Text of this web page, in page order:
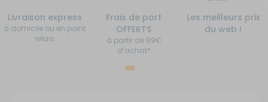
Livraison express
à domicile ou en point
relais
Frais de port
OFFERTS
à partir de 99€
d’achat*
Les meilleurs prix
du web !